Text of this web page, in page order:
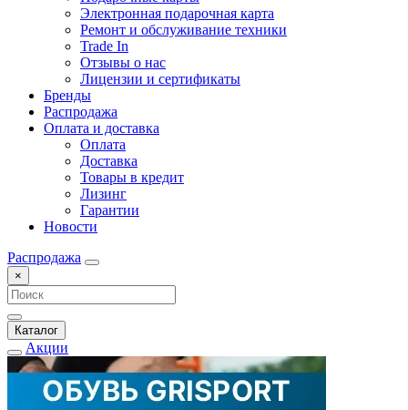
Электронная подарочная карта
Ремонт и обслуживание техники
Trade In
Отзывы о нас
Лицензии и сертификаты
Бренды
Распродажа
Оплата и доставка
Оплата
Доставка
Товары в кредит
Лизинг
Гарантии
Новости
Распродажа
×
Каталог
Акции